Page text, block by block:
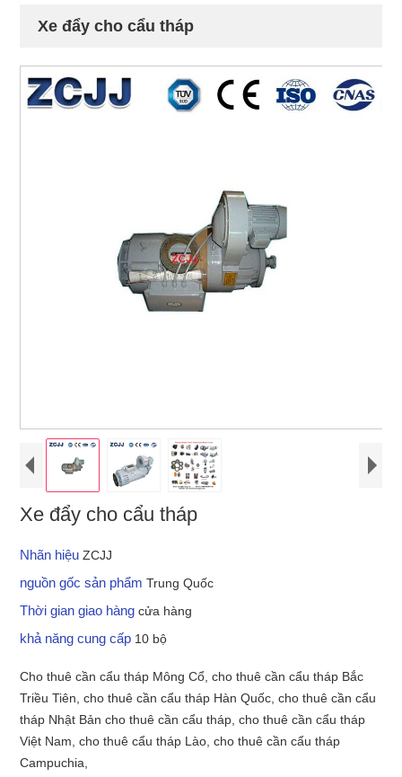
Xe đẩy cho cẩu tháp
Xe đẩy cho cẩu tháp
Nhãn hiệuZCJJ
nguồn gốc sản phẩmTrung Quốc
Thời gian giao hàngcửa hàng
khả năng cung cấp 10 bộ
Cho thuê cần cẩu tháp Mông Cổ, cho thuê cần cẩu tháp Bắc
Triều Tiên, cho thuê cần cẩu tháp Hàn Quốc, cho thuê cần cẩu
tháp Nhật Bản cho thuê cần cẩu tháp, cho thuê cần cẩu tháp
Việt Nam, cho thuê cẩu tháp Lào, cho thuê cần cẩu tháp
Campuchia,